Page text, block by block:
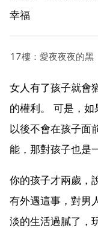
幸福
17樓：愛夜夜夜的黑
女人有了孩子就會
的權利。 可是，
以後不會在孩子面
能，那對孩子也是
你的孩子才兩歲，
有外遇這事，對男
淡的生活過膩了，